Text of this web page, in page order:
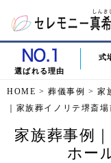
選ばれる理由
式
HOME >葬儀事例 >家
｜家族葬イノリテ堺斎
家族葬事例
ホー